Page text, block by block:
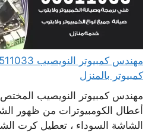
كمبيوتر بالمنزل
مهندس كمبيوتر النويصيب المختص
أعطال الكومبيوترات من ظهور
الشاشة السوداء ، تعطيل كرت